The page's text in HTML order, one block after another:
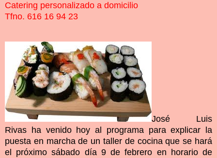
Catering personalizado a domicilio
Tfno. 616 16 94 23
José Luis
Rivas ha venido hoy al programa para explicar la
puesta en marcha de un taller de cocina que se hará
el próximo sábado día 9 de febrero en horario de